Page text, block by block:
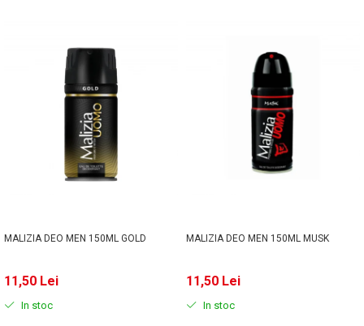
MALIZIA DEO MEN 150ML GOLD
11,50 Lei
In stoc
MALIZIA DEO MEN 150ML MUSK
11,50 Lei
In stoc